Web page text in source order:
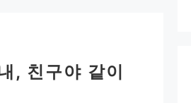
, 친구야 같이